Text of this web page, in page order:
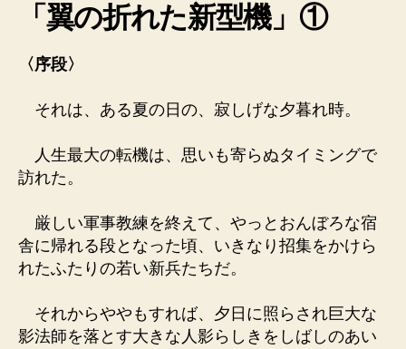
「翼の折れた新型機」①
〈序段〉
それは、ある夏の日の、寂しげな夕暮れ時。
人生最大の転機は、思いも寄らぬタイミングで
訪れた。
厳しい軍事教練を終えて、やっとおんぼろな宿
舎に帰れる段となった頃、いきなり招集をかけら
れたふたりの若い新兵たちだ。
それからややもすれば、夕日に照らされ巨大な
影法師を落とす大きな人影らしきをしばしのあい